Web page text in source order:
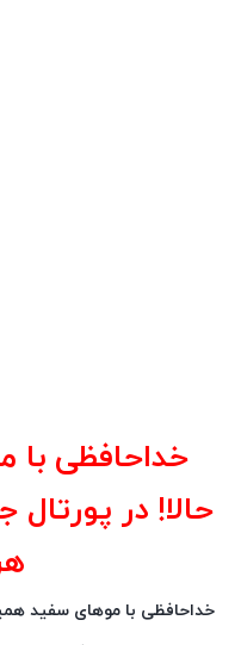
خداحافظی
حالا! در پورتال
خداحافظی با موهای سفید